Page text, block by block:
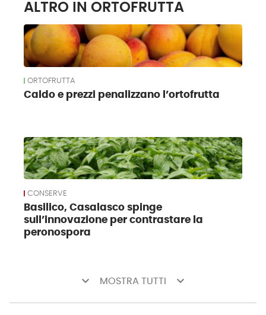
ALTRO IN ORTOFRUTTA
ORTOFRUTTA
Caldo e prezzi penalizzano l’ortofrutta
CONSERVE
Basilico, Casalasco spinge
sull’innovazione per contrastare la
peronospora
keyboard_arrow_down MOSTRA TUTTI keyboard_arrow_down